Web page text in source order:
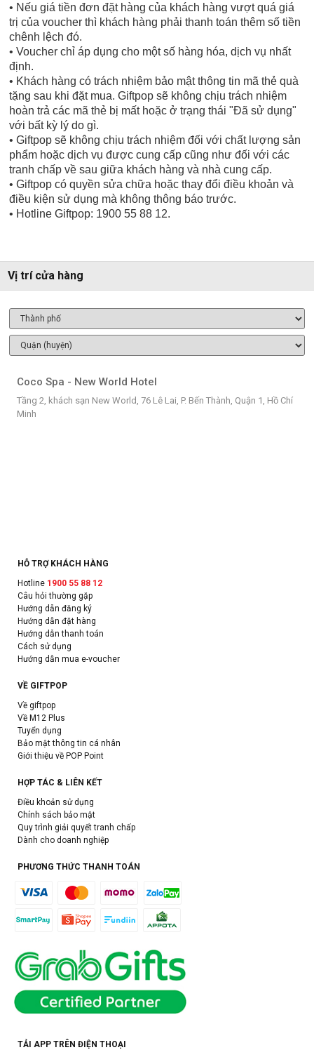
• Nếu giá tiền đơn đặt hàng của khách hàng vượt quá giá
trị của voucher thì khách hàng phải thanh toán thêm số tiền
chênh lệch đó.
• Voucher chỉ áp dụng cho một số hàng hóa, dịch vụ nhất
định.
• Khách hàng có trách nhiệm bảo mật thông tin mã thẻ quà
tặng sau khi đặt mua. Giftpop sẽ không chịu trách nhiệm
hoàn trả các mã thẻ bị mất hoặc ở trạng thái "Đã sử dụng"
với bất kỳ lý do gì.
• Giftpop sẽ không chịu trách nhiệm đối với chất lượng sản
phẩm hoặc dịch vụ được cung cấp cũng như đối với các
tranh chấp về sau giữa khách hàng và nhà cung cấp.
• Giftpop có quyền sửa chữa hoặc thay đổi điều khoản và
điều kiện sử dụng mà không thông báo trước.
• Hotline Giftpop: 1900 55 88 12.
Vị trí cửa hàng
Coco Spa - New World Hotel
Tầng 2, khách sạn New World, 76 Lê Lai, P. Bến Thành, Quận 1, Hồ Chí
Minh
HỖ TRỢ KHÁCH HÀNG
Hotline 1900 55 88 12
Câu hỏi thường gặp
Hướng dẫn đăng ký
Hướng dẫn đặt hàng
Hướng dẫn thanh toán
Cách sử dụng
Hướng dẫn mua e-voucher
VỀ GIFTPOP
Về giftpop
Về M12 Plus
Tuyển dụng
Bảo mật thông tin cá nhân
Giới thiệu về POP Point
HỢP TÁC & LIÊN KẾT
Điều khoản sử dụng
Chính sách bảo mật
Quy trình giải quyết tranh chấp
Dành cho doanh nghiệp
PHƯƠNG THỨC THANH TOÁN
TẢI APP TRÊN ĐIỆN THOẠI